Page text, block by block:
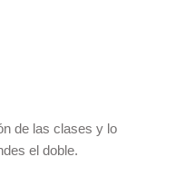
clases y lo
doble.